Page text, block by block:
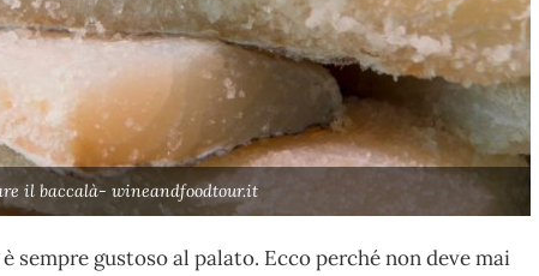
il baccalà- wineandfoodtour.it
sempre gustoso al palato. Ecco perché non deve mai